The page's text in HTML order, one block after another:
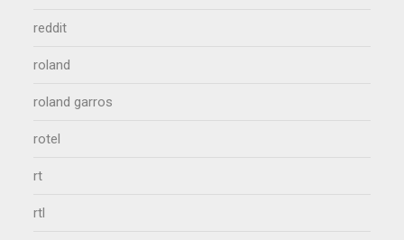
reddit
roland
roland garros
rotel
rt
rtl